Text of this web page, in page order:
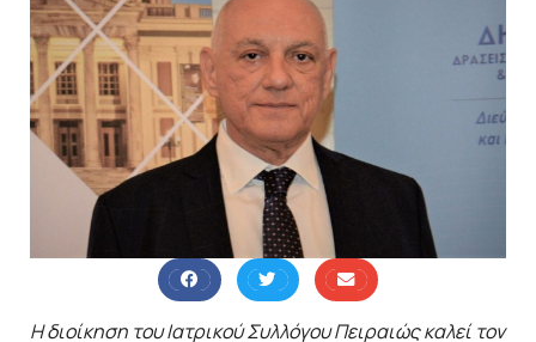
Η διοίκηση του Ιατρικού Συλλόγου Πειραιώς καλεί τον